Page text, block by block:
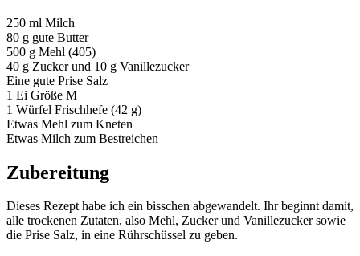
250 ml Milch
80 g gute Butter
500 g Mehl (405)
40 g Zucker und 10 g Vanillezucker
Eine gute Prise Salz
1 Ei Größe M
1 Würfel Frischhefe (42 g)
Etwas Mehl zum Kneten
Etwas Milch zum Bestreichen
Zubereitung
Dieses Rezept habe ich ein bisschen abgewandelt. Ihr beginnt damit,
alle trockenen Zutaten, also Mehl, Zucker und Vanillezucker sowie
die Prise Salz, in eine Rührschüssel zu geben.